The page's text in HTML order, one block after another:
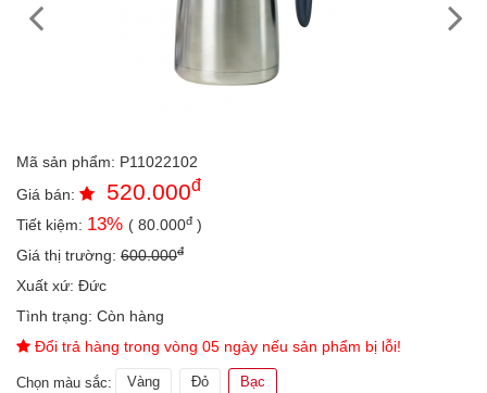
ngoài
an
toàn
Bé
tắm
Bé
mà
học
Dành
Mã sản phẩm: P11022102
Giá bán:
520.000đ
Tiết kiệm: 13% ( 80.000đ )
Giá thị trường: 600.000đ
Xuất xứ: Đức
Tình trạng: Còn hàng
Đổi trả hàng trong vòng 05 ngày nếu sản phẩm bị lỗi!
Chọn màu sắc: Vàng Đỏ Bạc